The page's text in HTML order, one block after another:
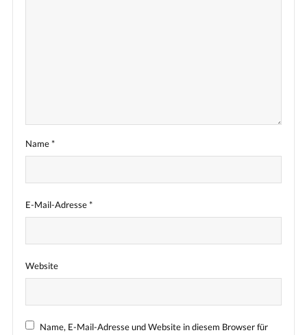
Name*
E-Mail-Adresse*
Website
Name, E-Mail-Adresse und Website in diesem Browser für